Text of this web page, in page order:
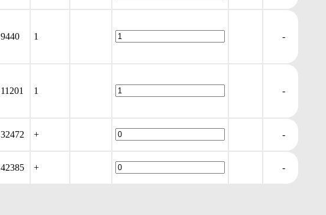
9440 1 -
11201 1 -
32472 + -
42385 + -